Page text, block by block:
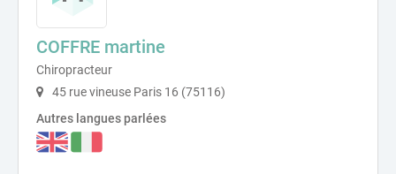
COFFRE martine
Chiropracteur
45 rue vineuse Paris 16 (75116)
Autres langues parlées